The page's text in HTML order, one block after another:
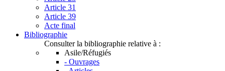
Article 31
Article 39
Acte final
Bibliographie
Consulter la bibliographie relative à :
Asile/Réfugiés
- Ouvrages